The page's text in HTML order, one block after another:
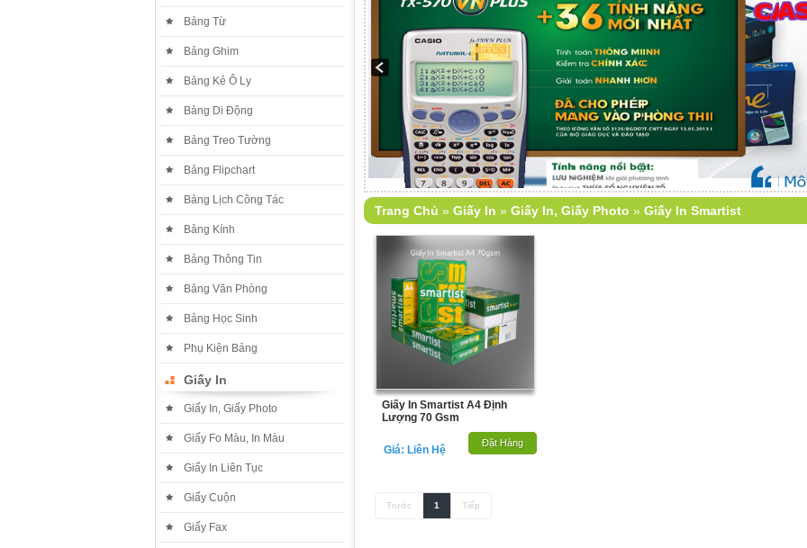
Bảng Từ
Bảng Ghim
Bảng Kẻ Ô Ly
Bảng Di Động
Bảng Treo Tường
Bảng Flipchart
Bảng Lịch Công Tác
Bảng Kính
Bảng Thông Tin
Bảng Văn Phòng
Bảng Học Sinh
Phụ Kiện Bảng
Giấy In
Giấy In, Giấy Photo
Giấy Fo Màu, In Màu
Giấy In Liên Tục
Giấy Cuộn
Giấy Fax
Trang Chủ » Giấy In » Giấy In, Giấy Photo » Giấy In Smartist
Giấy In Smartist A4 Định
Lượng 70 Gsm
Giá: Liên Hệ
Hết Hàng
Đặt Hàng
Trước 1 Tiếp